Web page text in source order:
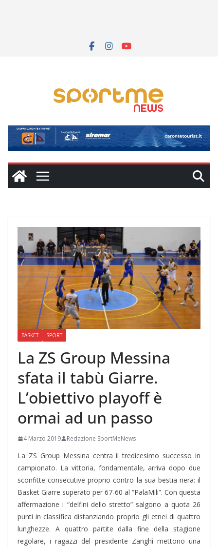
BASKET SPORT
La ZS Group Messina
sfata il tabù Giarre.
L’obiettivo playoff è
ormai ad un passo
4 Marzo 2019 Redazione SportMeNews
La ZS Group Messina centra il tredicesimo successo in
campionato. La vittoria, fondamentale, arriva dopo due
sconfitte consecutive proprio contro la sua bestia nera: il
Basket Giarre superato per 67-60 al “PalaMili”. Con questa
affermazione i “delfini dello stretto” salgono a quota 26
punti in classifica distanziando proprio gli etnei di quattro
lunghezze. A quattro partite dalla fine della stagione
regolare, i ragazzi del presidente Zanghì mettono una